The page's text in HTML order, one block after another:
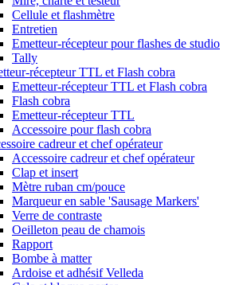
Cellule et flashmètre
Entretien
Emetteur-récepteur pour flashes de studio
Tally
récepteur TTL et Flash cobra
Emetteur-récepteur TTL et Flash cobra
Flash cobra
Emetteur-récepteur TTL
Accessoire pour flash cobra
cadreur et chef opérateur
Accessoire cadreur et chef opérateur
Clap et insert
Mètre ruban cm/pouce
Marqueur en sable 'Sausage Markers'
Verre de contraste
Oeilleton peau de chamois
Rapport
Bombe à matter
Ardoise et adhésif Velleda